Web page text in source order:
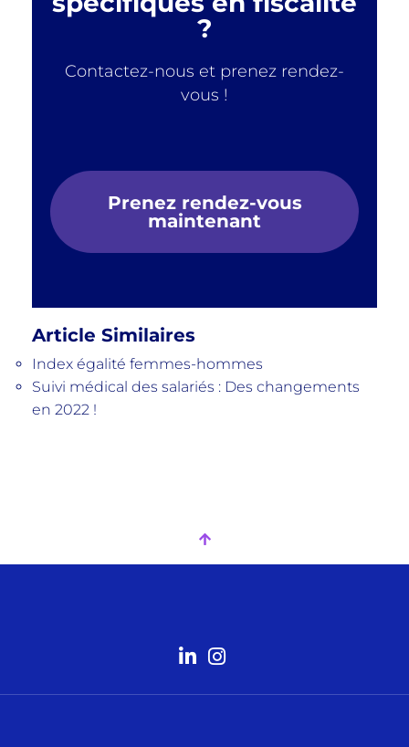
?
Contactez-nous et prenez rendez-
vous !
Prenez rendez-vous
maintenant
Article Similaires
Index égalité femmes-hommes
Suivi médical des salariés : Des changements
en 2022 !